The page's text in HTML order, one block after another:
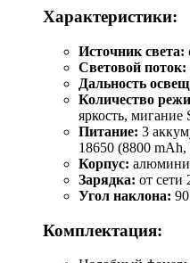
Характеристики:
Источник света:
Световой поток:
Дальность
Количество
яркость, мигание
Питание: 3
18650 (8800
Корпус:
Зарядка: от сети
Угол наклона:
Комплектация: